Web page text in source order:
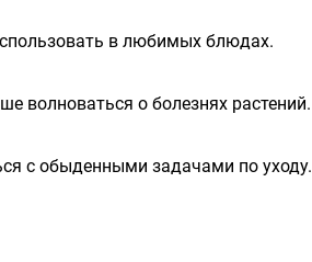
в любимых блюдах.
волноваться о болезнях растений.
с обыденными задачами по уходу.